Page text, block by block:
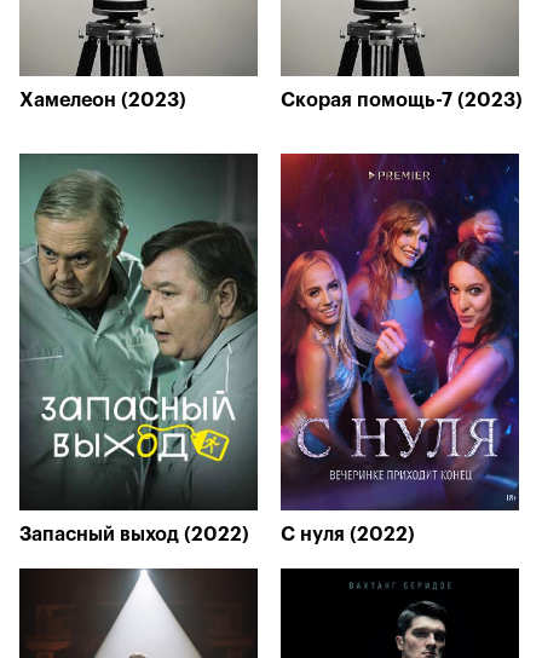
Хамелеон (2023) Скорая помощь-7 (2023)
Запасный выход (2022) С нуля (2022)